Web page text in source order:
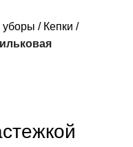
уборы
Кепки